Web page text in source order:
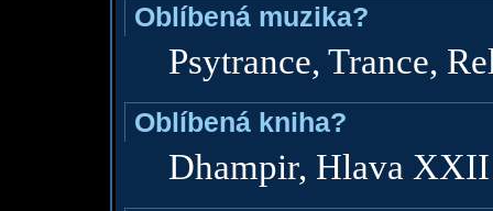
Oblíbená muzika?
Psytrance, Trance,
Oblíbená kniha?
Dhampir, Hlava XXII